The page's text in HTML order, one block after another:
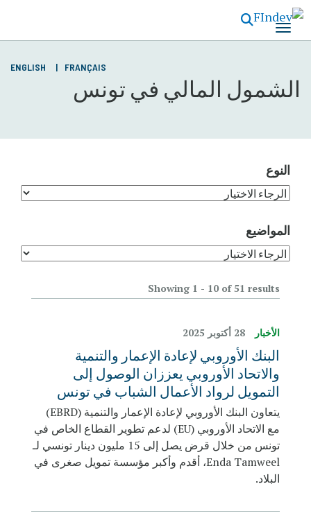
FRANÇAIS
ENGLISH
الشمول المالي في تونس
النوع
المواضيع
Showing 1 - 10 of 51 results
الأخبار 28 أكتوبر 2025
البنك الأوروبي لإعادة الإعمار والتنمية
والاتحاد الأوروبي يعززان الوصول إلى
التمويل لرواد الأعمال الشباب في تونس
يتعاون البنك الأوروبي لإعادة الإعمار والتنمية (EBRD)
مع الاتحاد الأوروبي (EU) لدعم تطوير القطاع الخاص في
تونس من خلال قرض يصل إلى 15 مليون دينار تونسي لـ
Enda Tamweel، أقدم وأكبر مؤسسة تمويل صغرى في
البلاد.